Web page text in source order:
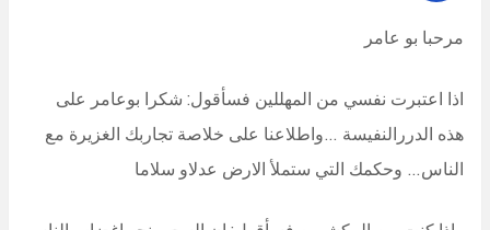
مرحبا بو عامر
اذا اعتبرت نفسي من المهللين فسأقول: شكرا بوعامر على
هذه الدررالنفيسة …واطلاعنا على خلاصة تجاربك الغزيرة مع
الناس… وحكمك التي ستملأ الارض عدلاو سلاما